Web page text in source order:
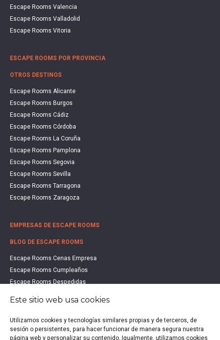
Escape Rooms Valencia
Escape Rooms Valladolid
Escape Rooms Vitoria
ESCAPE ROOMS POR PROVINCIA
OTROS DESTINOS
Escape Rooms Alicante
Escape Rooms Burgos
Escape Rooms Cádiz
Escape Rooms Córdoba
Escape Rooms La Coruña
Escape Rooms Pamplona
Escape Rooms Segovia
Escape Rooms Sevilla
Escape Rooms Tarragona
Escape Rooms Zaragoza
EMPRESAS DE ESCAPE ROOMS
BLOG DE ESCAPE ROOMS
Escape Rooms Cenas Empresa
Escape Rooms Cumpleaños
Escape Rooms Despedidas
Escape Rooms Halloween
Escape Rooms San Valentín
Este sitio web usa cookies
Utilizamos cookies y tecnologías similares propias y de terceros, de
sesión o persistentes, para hacer funcionar de manera segura nuestra
página web y personalizar su contenido. Igualmente, utilizamos cookies